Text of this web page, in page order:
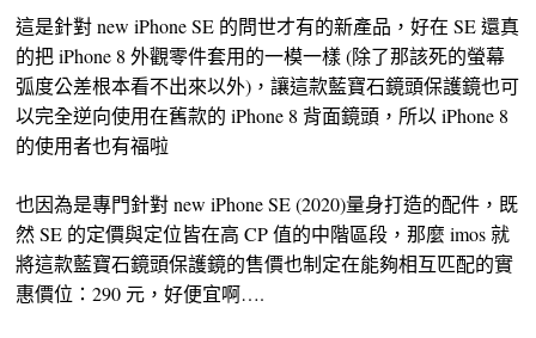
這是針對 new iPhone SE 的問世才有的新產品，好在 SE 還真
的把 iPhone 8 外觀零件套用的一模一樣 (除了那該死的螢幕
弧度公差根本看不出來以外)，讓這款藍寶石鏡頭保護鏡也可
以完全逆向使用在舊款的 iPhone 8 背面鏡頭，所以 iPhone 8
的使用者也有福啦
也因為是專門針對 new iPhone SE (2020)量身打造的配件，既
然 SE 的定價與定位皆在高 CP 值的中階區段，那麼 imos 就
將這款藍寶石鏡頭保護鏡的售價也制定在能夠相互匹配的實
惠價位：290 元，好便宜啊….